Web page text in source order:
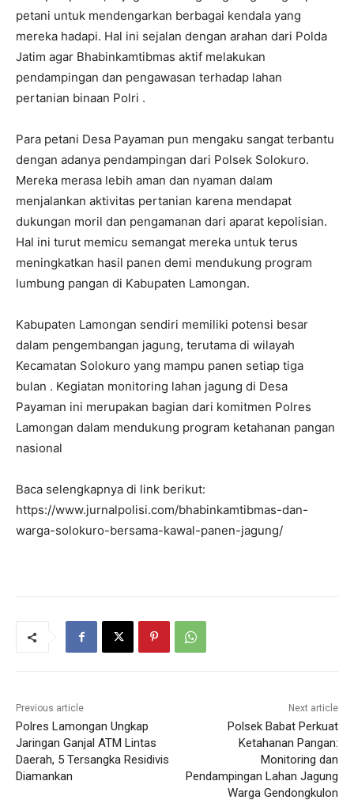
petani untuk mendengarkan berbagai kendala yang
mereka hadapi. Hal ini sejalan dengan arahan dari Polda
Jatim agar Bhabinkamtibmas aktif melakukan
pendampingan dan pengawasan terhadap lahan
pertanian binaan Polri .
Para petani Desa Payaman pun mengaku sangat terbantu
dengan adanya pendampingan dari Polsek Solokuro.
Mereka merasa lebih aman dan nyaman dalam
menjalankan aktivitas pertanian karena mendapat
dukungan moril dan pengamanan dari aparat kepolisian.
Hal ini turut memicu semangat mereka untuk terus
meningkatkan hasil panen demi mendukung program
lumbung pangan di Kabupaten Lamongan.
Kabupaten Lamongan sendiri memiliki potensi besar
dalam pengembangan jagung, terutama di wilayah
Kecamatan Solokuro yang mampu panen setiap tiga
bulan . Kegiatan monitoring lahan jagung di Desa
Payaman ini merupakan bagian dari komitmen Polres
Lamongan dalam mendukung program ketahanan pangan
nasional
Baca selengkapnya di link berikut:
https://www.jurnalpolisi.com/bhabinkamtibmas-dan-
warga-solokuro-bersama-kawal-panen-jagung/
Previous article
Polres Lamongan Ungkap
Jaringan Ganjal ATM Lintas
Daerah, 5 Tersangka Residivis
Diamankan
Next article
Polsek Babat Perkuat
Ketahanan Pangan:
Monitoring dan
Pendampingan Lahan Jagung
Warga Gendongkulon